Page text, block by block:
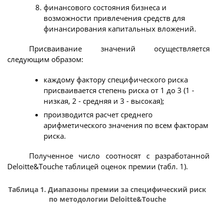
финансового состояния бизнеса и
возможности привлечения средств для
финансирования капитальных вложений.
Присваивание значений осуществляется
следующим образом:
каждому фактору специфического риска
присваивается степень риска от 1 до 3 (1 -
низкая, 2 - средняя и 3 - высокая);
производится расчет среднего
арифметического значения по всем факторам
риска.
Полученное число соотносят с разработанной
Deloitte&Touche таблицей оценок премии (табл. 1).
Таблица 1. Диапазоны премии за специфический риск
по методологии Deloitte&Touche